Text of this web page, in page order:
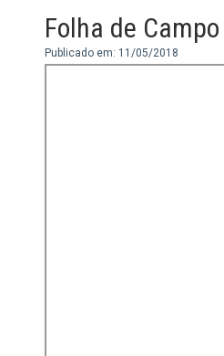
Folha de
Publicado em: 11/05/2018